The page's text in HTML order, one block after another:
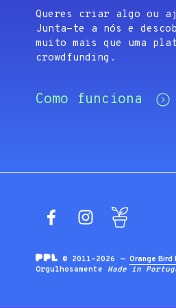
Queres criar algo ou
Junta-te a nós e
muito mais que uma
crowdfunding.
Como funciona
FacebookInstagram
© 2011-2026 —Orange Bird
Orgulhosamente Made in